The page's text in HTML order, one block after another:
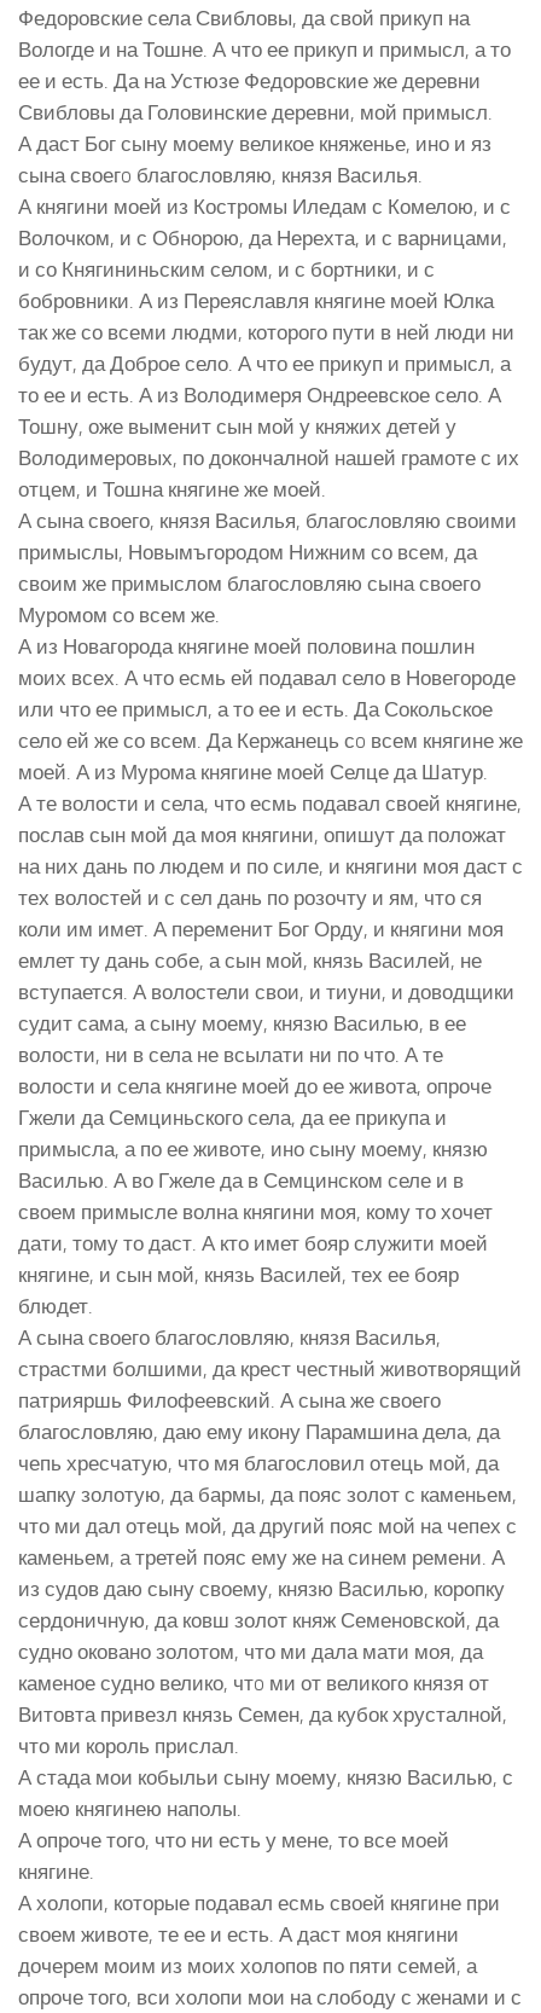
Федоровские села Свибловы, да свой прикуп на
Вологде и на Тошне. А что ее прикуп и примысл, а то
ее и есть. Да на Устюзе Федоровские же деревни
Свибловы да Головинские деревни, мой примысл.
А даст Бог сыну моему великое княженье, ино и яз
сына своегo благословляю, князя Василья.
А княгини моей из Костромы Иледам с Комелою, и с
Волочком, и с Обнорою, да Нерехта, и с варницами,
и со Княгининьским селом, и с бортники, и с
бобровники. А из Переяславля княгине моей Юлка
так же со всеми людми, которого пути в ней люди ни
будут, да Доброе село. А что ее прикуп и примысл, а
то ее и есть. А из Володимеря Ондреевское село. А
Тошну, оже выменит сын мой у княжих детей у
Володимеровых, по докончалной нашей грамоте с их
отцем, и Тошна княгине же моей.
А сына своего, князя Василья, благословляю своими
примыслы, Новымъгородом Нижним со всем, да
своим же примыслом благословляю сына своего
Муромом со всем же.
А из Новагорода княгине моей половина пошлин
моих всех. А что есмь ей подавал село в Новегороде
или что ее примысл, а то ее и есть. Да Сокольское
село ей же со всем. Да Кержанець сo всем княгине же
моей. А из Мурома княгине моей Селце да Шатур.
А те волости и села, что есмь подавал своей княгине,
послав сын мой да моя княгини, опишут да положат
на них дань по людем и по силе, и княгини моя даст с
тех волостей и с сел дань по розочту и ям, что ся
коли им имет. А переменит Бог Орду, и княгини моя
емлет ту дань собе, а сын мой, князь Василей, не
вступается. А волостели свои, и тиуни, и доводщики
судит сама, а сыну моему, князю Василью, в ее
волости, ни в села не всылати ни по что. А те
волости и села княгине моей до ее живота, опроче
Гжели да Семциньского села, да ее прикупа и
примысла, а по ее животе, ино сыну моему, князю
Василью. А во Гжеле да в Семцинском селе и в
своем примысле волна княгини моя, кому то хочет
дати, тому то даст. А кто имет бояр служити моей
княгине, и сын мой, князь Василей, тех ее бояр
блюдет.
А сына своего благословляю, князя Василья,
страстми болшими, да крест честный животворящий
патрияршь Филофеевский. А сына же своего
благословляю, даю ему икону Парамшина дела, да
чепь хресчатую, что мя благословил отець мой, да
шапку золотую, да бармы, да пояс золот с каменьем,
что ми дал отець мой, да другий пояс мой на чепех с
каменьем, а третей пояс ему же на синем ремени. А
из судов даю сыну своему, князю Василью, коропку
сердоничную, да ковш золот княж Семеновской, да
судно оковано золотом, что ми дала мати моя, да
каменое судно велико, чтo ми от великого князя от
Витовта привезл князь Семен, да кубок хрусталной,
что ми король прислал.
А стада мои кобыльи сыну моему, князю Василью, с
моею княгинею наполы.
А опроче того, что ни есть у мене, то все моей
княгине.
А холопи, которые подавал есмь своей княгине при
своем животе, те ее и есть. А даст моя княгини
дочерем моим из моих холопов по пяти семей, а
опроче того, вси холопи мои на слободу с женами и с